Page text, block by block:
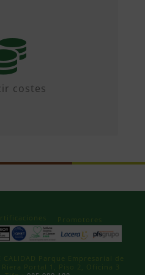
costes
colaborativas y
propuestas.
Promotores
CALIDAD Parque Empresarial de
Riera Portal 1, Piso 2, Oficina 3